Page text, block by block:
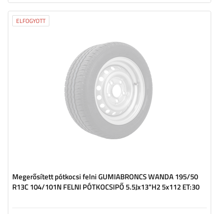
ELFOGYOTT
Megerősített pótkocsi felni GUMIABRONCS WANDA 195/50
R13C 104/101N FELNI PÓTKOCSIPŐ 5.5Jx13"H2 5x112 ET:30
Gumiabroncs szélessége:
Felni csavarok távolsága:
5x112
30